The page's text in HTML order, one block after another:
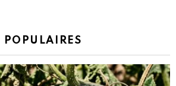
POPULAIRES